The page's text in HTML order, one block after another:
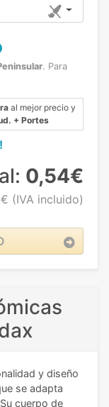
. Para
al mejor precio y
+ Portes
0,54€
(IVA incluido)
y diseño
se adapta
cuerpo de